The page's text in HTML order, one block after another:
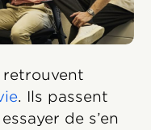
retrouvent
. Ils passent
de s’en